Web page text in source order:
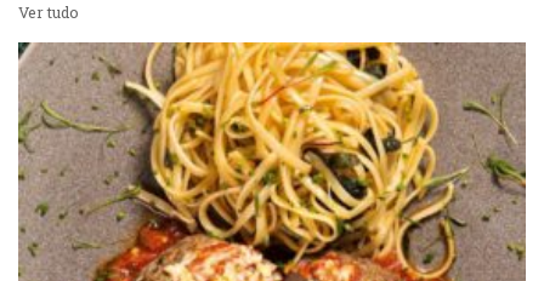
Portuguesa
Self-service
Sobremesas e sorvetes
Variados
Ver tudo